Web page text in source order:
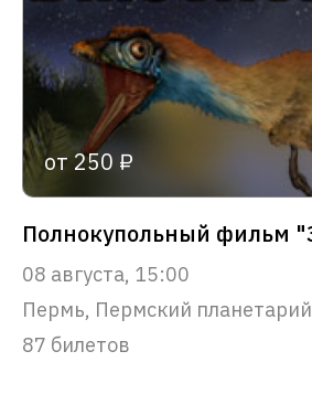
от 250 ₽
08 августа, 15:00
Пермь, Пермский планетарий
87 билетов